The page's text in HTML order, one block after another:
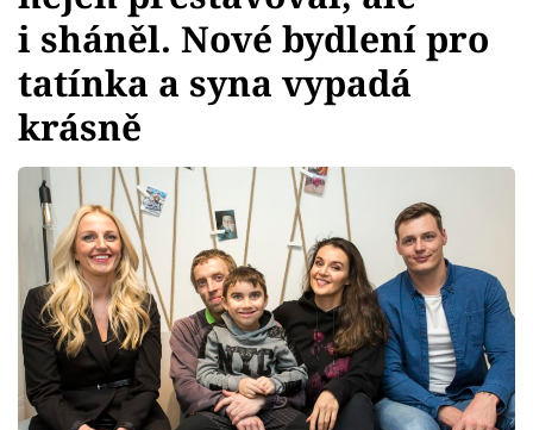
Bydlení
Zahrada
Design
Sledujte prima+
Přihlášení
Sledujte nás
i sháněl. Nové bydlení pro
tatínka a syna vypadá
krásně